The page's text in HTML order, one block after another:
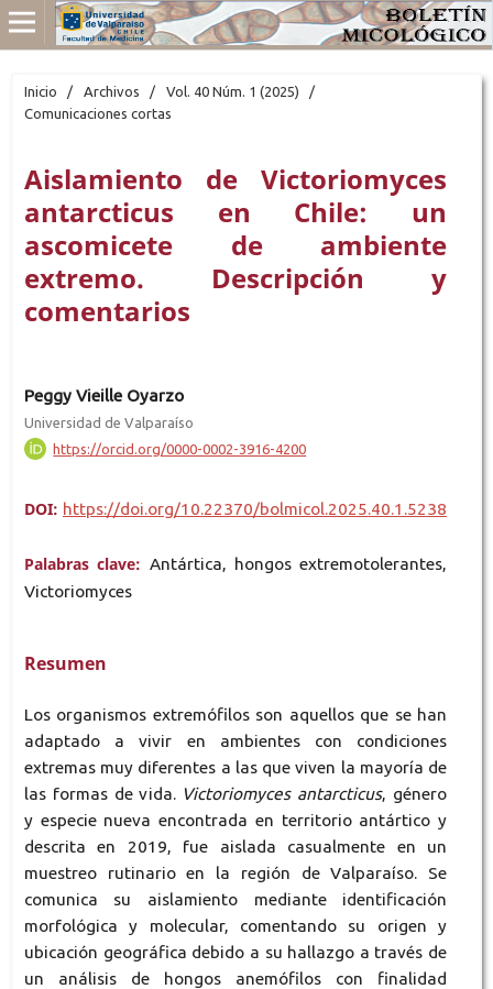
Inicio / Archivos / Vol. 40 Núm. 1 (2025)
/
Comunicaciones cortas
Aislamiento de Victoriomyces
antarcticus en Chile: un
ascomicete de ambiente
extremo. Descripción y
comentarios
Peggy Vieille Oyarzo
Universidad de Valparaíso
https://orcid.org/0000-0002-3916-4200
DOI: https://doi.org/10.22370/bolmicol.2025.40.1.5238
Palabras clave: Antártica, hongos extremotolerantes,
Victoriomyces
Resumen
Los organismos extremófilos son aquellos que se han
adaptado a vivir en ambientes con condiciones
extremas muy diferentes a las que viven la mayoría de
las formas de vida. Victoriomyces antarcticus, género
y especie nueva encontrada en territorio antártico y
descrita en 2019, fue aislada casualmente en un
muestreo rutinario en la región de Valparaíso. Se
comunica su aislamiento mediante identificación
morfológica y molecular, comentando su origen y
ubicación geográfica debido a su hallazgo a través de
un análisis de hongos anemófilos con finalidad